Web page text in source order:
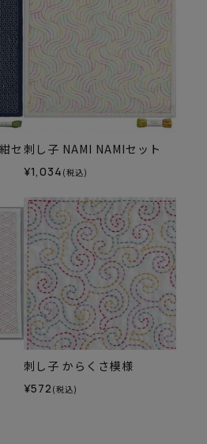
セ 刺し子 NAMI NAMIセット
¥1,034 (税込)
刺し子 からくさ模様
¥572 (税込)